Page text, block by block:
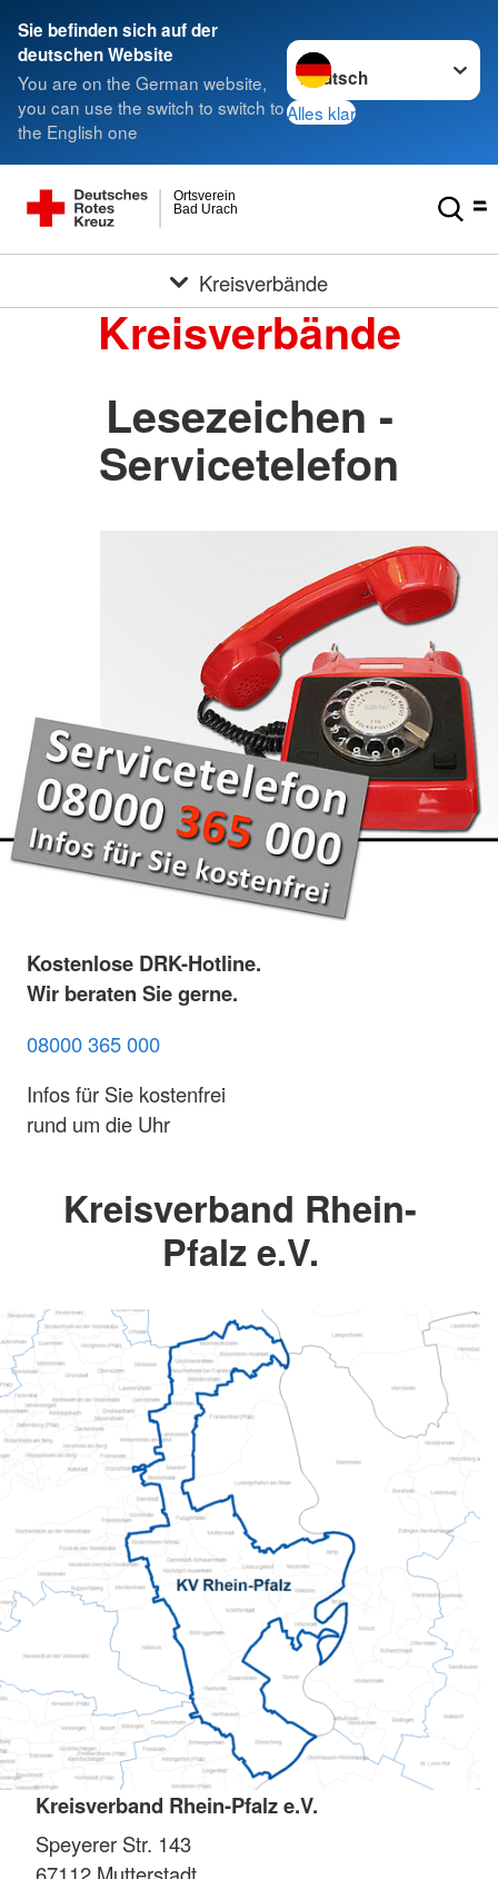
Sie befinden sich auf der
deutschen Website
You are on the German website,
you can use the switch to switch to
the English one
Sprache wechseln zu
Alles klar
Bad Urach
Ortsverein
Kreisverbände
Kreisverbände
Lesezeichen -
Servicetelefon
Kostenlose DRK-Hotline.
Wir beraten Sie gerne.
08000 365 000
Infos für Sie kostenfrei
rund um die Uhr
Kreisverband Rhein-
Pfalz e.V.
Kreisverband Rhein-Pfalz e.V.
Speyerer Str. 143